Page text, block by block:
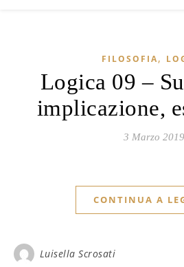
FILOSOFIA,
Logica 09 –
implicazione,
3 Marzo 2019
CONTINUA A
Luisella Scrosati